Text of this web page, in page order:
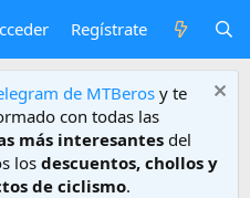
Regístrate
de MTBeros y te
con todas las
más interesantes del
los descuentos, chollos y
de ciclismo.